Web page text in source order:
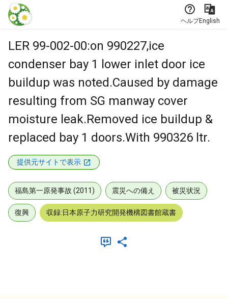
本文に飛ぶ
ヘルプEnglish
LER 99-002-00:on 990227,ice
condenser bay 1 lower inlet door ice
buildup was noted.Caused by damage
resulting from SG manway cover
moisture leak.Removed ice buildup &
replaced bay 1 doors.With 990326 ltr.
提供元サイトで表示
福島第一原発事故 (2011) 震災への備え 被災状況
復興 収録:日本原子力研究開発機構図書館蔵書